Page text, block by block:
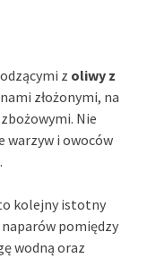
z oliwy z
złożonymi, na
Nie
warzyw i owoców
kolejny istotny
naparów pomiędzy
wodną oraz